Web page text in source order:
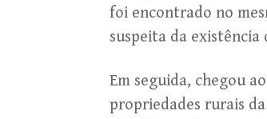
foi encontrado no
suspeita da
Em seguida, chegou
propriedades rurais